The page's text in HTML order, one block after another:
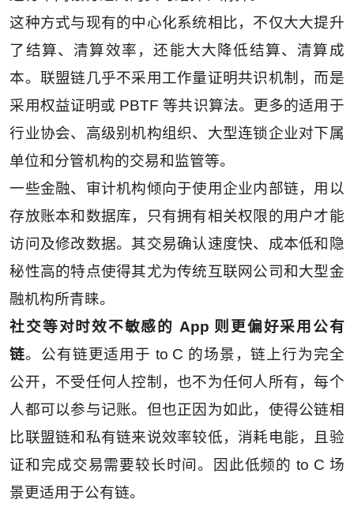
这种方式与现有的中心化系统相比，不仅大大提升
了结算、清算效率，还能大大降低结算、清算成
本。联盟链几乎不采用工作量证明共识机制，而是
采用权益证明或 PBTF 等共识算法。更多的适用于
行业协会、高级别机构组织、大型连锁企业对下属
单位和分管机构的交易和监管等。
一些金融、审计机构倾向于使用企业内部链，用以
存放账本和数据库，只有拥有相关权限的用户才能
访问及修改数据。其交易确认速度快、成本低和隐
秘性高的特点使得其尤为传统互联网公司和大型金
融机构所青睐。
社交等对时效不敏感的 App 则更偏好采用公有
链。公有链更适用于 to C 的场景，链上行为完全
公开，不受任何人控制，也不为任何人所有，每个
人都可以参与记账。但也正因为如此，使得公链相
比联盟链和私有链来说效率较低，消耗电能，且验
证和完成交易需要较长时间。因此低频的 to C 场
景更适用于公有链。